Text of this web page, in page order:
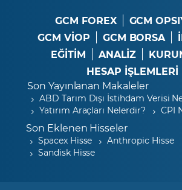
GCM FOREX
GCM
GCM VİOP
GCM BORSA
EĞİTİM
ANALİZ
HESAP İŞLEMLERİ
Son Yayınlanan Makaleler
ABD Tarım Dışı İstihdam Verisi
Yatırım Araçları Nelerdir?
CPI
Son Eklenen Hisseler
Spacex Hisse
Anthropic Hisse
Sandisk Hisse